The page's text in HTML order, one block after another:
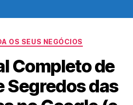
Categorias
OS SEUS NEGÓCIOS
Completo de
Segredos das